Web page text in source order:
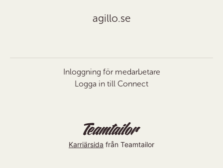
agillo.se
Inloggning för medarbetare
Logga in till Connect
Karriärsida från Teamtailor